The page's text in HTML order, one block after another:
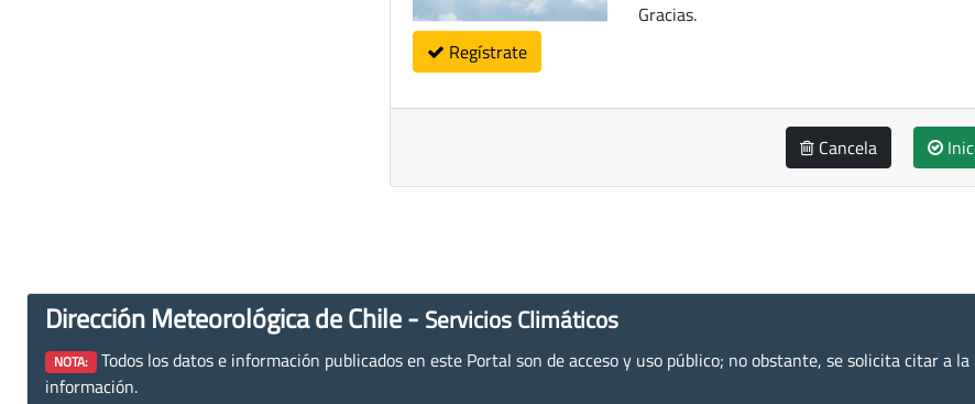
Regístrate
Gracias.
Cancela
Dirección Meteorológica de Chile - Servicios Climáticos
NOTA: Todos los datos e información publicados en este Portal son de acceso y uso público; no obstante, se solicita citar a la
información.